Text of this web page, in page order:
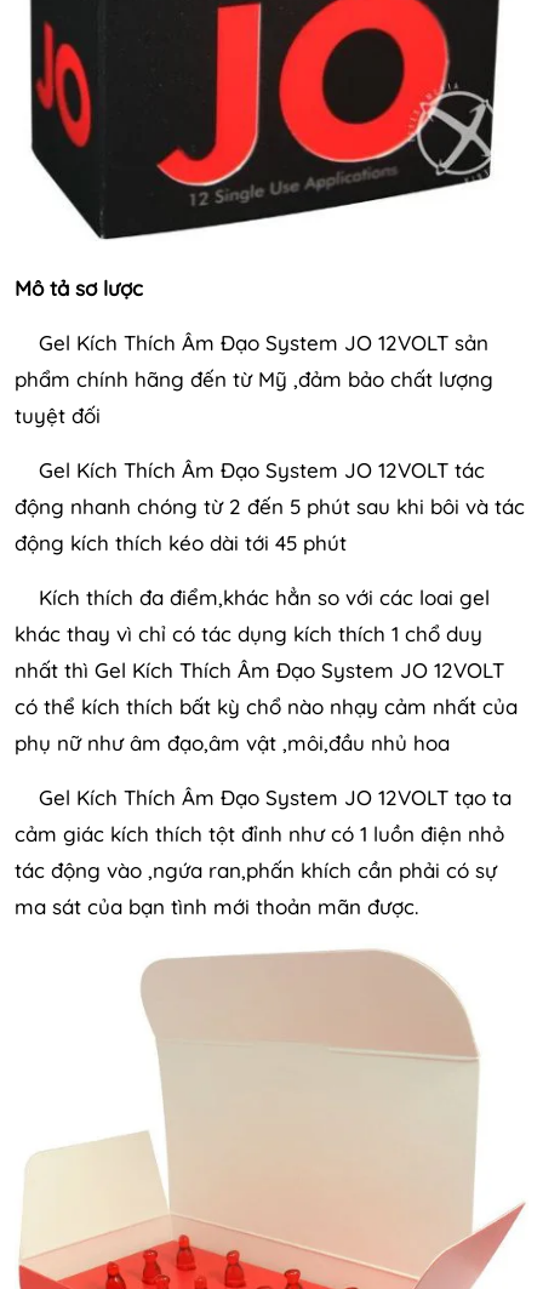
Mô tả sơ lược
Gel Kích Thích Âm Đạo System JO 12VOLT sản
phẩm chính hãng đến từ Mỹ ,đảm bảo chất lượng
tuyệt đối
Gel Kích Thích Âm Đạo System JO 12VOLT tác
động nhanh chóng từ 2 đến 5 phút sau khi bôi và tác
động kích thích kéo dài tới 45 phút
Kích thích đa điểm,khác hẳn so với các loai gel
khác thay vì chỉ có tác dụng kích thích 1 chổ duy
nhất thì Gel Kích Thích Âm Đạo System JO 12VOLT
có thể kích thích bất kỳ chổ nào nhạy cảm nhất của
phụ nữ như âm đạo,âm vật ,môi,đầu nhủ hoa
Gel Kích Thích Âm Đạo System JO 12VOLT tạo ta
cảm giác kích thích tột đỉnh như có 1 luồn điện nhỏ
tác động vào ,ngứa ran,phấn khích cần phải có sự
ma sát của bạn tình mới thoản mãn được.